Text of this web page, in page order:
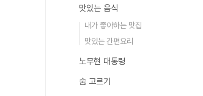
맛있는 음식
내가 좋아하는 맛집
맛있는 간편요리
노무현 대통령
숨 고르기